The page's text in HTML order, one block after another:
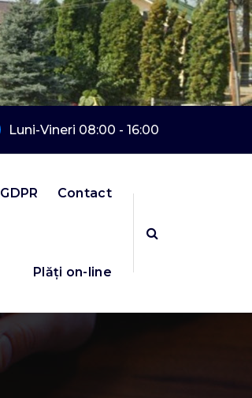
Luni-Vineri 08:00 - 16:00
GDPR Contact
Plăți on-line